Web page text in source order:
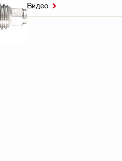
Видео 